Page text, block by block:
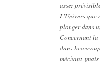
assez
L'Univers que
plonger dans
Concernant la
dans
méchant